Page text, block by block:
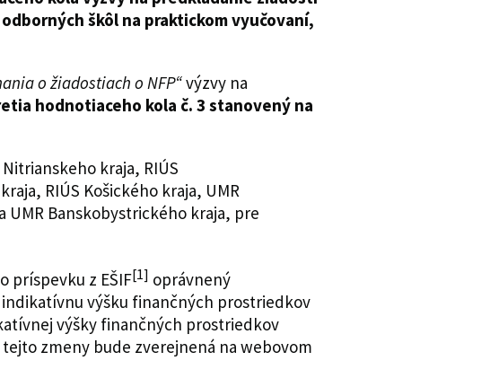
škôl na praktickom vyučovaní,
o žiadostiach o NFP“výzvy na
hodnotiaceho kola č. 3 stanovený na
kraja, RIÚS
RIÚS Košického kraja, UMR
UMR Banskobystrického kraja, pre
príspevku z EŠIF[1] oprávnený
výšku finančných prostriedkov
výšky finančných prostriedkov
zmeny bude zverejnená na webovom